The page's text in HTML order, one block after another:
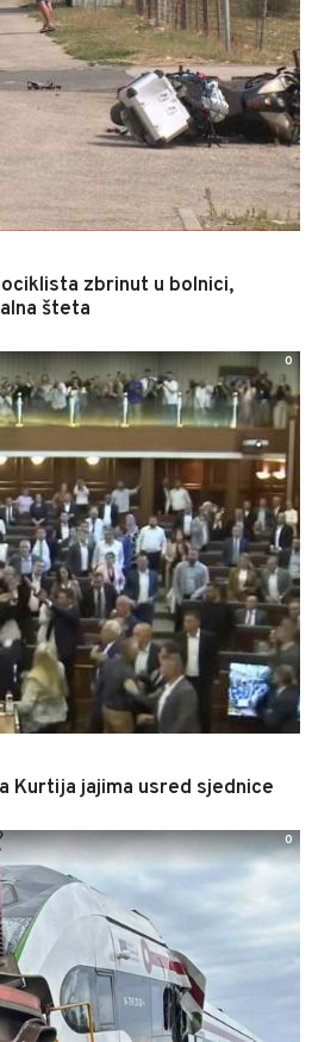
zbrinut u bolnici,
šteta
Kurtija jajima usred sjednice
0
0